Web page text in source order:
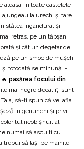
aleasa, în toate castelele
ajungeau la urechi și tare
stătea îngândurat și
retras, pe un tăpșan,
și cât un degetar de
pe un smoc de muşchi
totodată se minună. -
pasărea focului din
mai negre decât îți sunt
să-ți spun că vei afla
în genunchi și privi
neobișnuit al
numai să asculți cu
trebui să lași pe mâinile